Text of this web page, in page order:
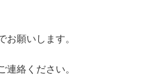
願いします。
絡ください。